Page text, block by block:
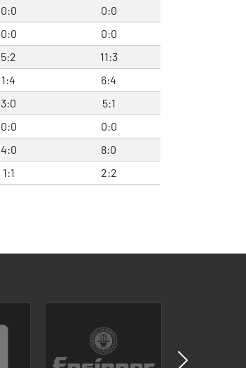
0:0
0:0
0:0
0:0
5:2
11:3
1:4
6:4
3:0
5:1
0:0
0:0
4:0
8:0
1:1 2:2